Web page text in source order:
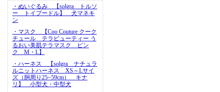
・ぬいぐるみ 【solgra トルソ
ー トイプードル】 犬マネキ
ン
・マスク 【Coo Couture クーク
チュール テラビューティー う
るおい美肌テラマスク ピン
ク M・L】
・ハーネス 【solgra ナチュラ
ルニットハーネス XS～Lサイ
ズ（胴周り25~59cm） キナ
リ】 小型犬・中型犬